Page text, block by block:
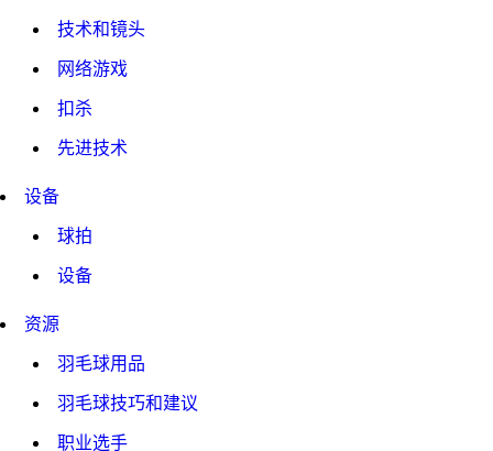
技术和镜头
网络游戏
扣杀
先进技术
设备
球拍
设备
资源
羽毛球用品
羽毛球技巧和建议
职业选手